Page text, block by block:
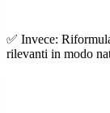
✅ Invece:
rilevanti in modo